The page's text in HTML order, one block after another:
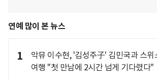
연예 많이 본 뉴스
1
악뮤 이수현, '김성주子' 김민국과 스위
여행 "첫 만남에 2시간 넘게 기다렸다"